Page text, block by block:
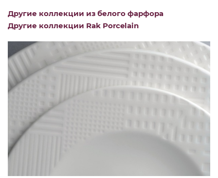
Другие коллекции из белого фарфора
Другие коллекции Rak Porcelain